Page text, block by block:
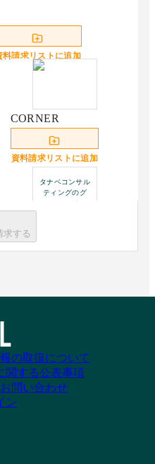
料請求リストに追加
CORNER
資料請求リストに追加
タナベコンサル
ティングのグ
ローバルリー
ングのグローバルリ
ベルリッツ英語研修
求する
の取扱について
関する公表事項
お問い合わせ
ン